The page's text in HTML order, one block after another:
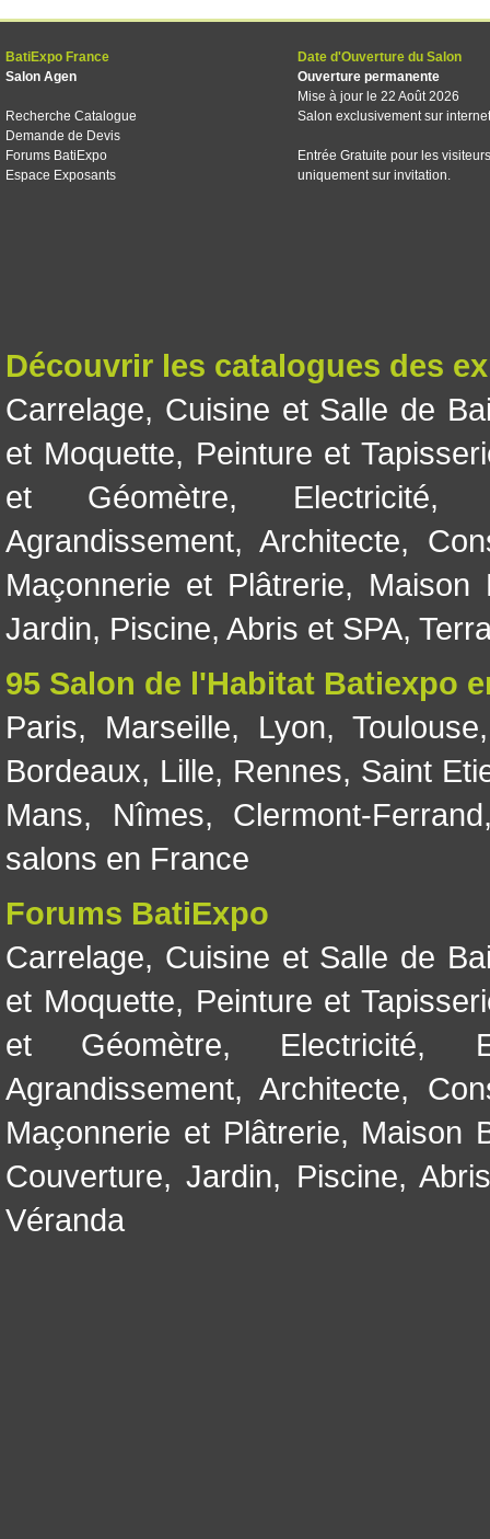
BatiExpo France
Salon Agen
Recherche Catalogue
Demande de Devis
Forums BatiExpo
Espace Exposants
Date d'Ouverture du Salon
Ouverture permanente
Mise à jour le 22 Août 2026
Salon exclusivement sur internet
Entrée Gratuite pour les visiteurs
uniquement sur invitation.
Découvrir les catalogues des
Carrelage, Cuisine et Salle de
et Moquette, Peinture et
et Géomètre, Electricité
Agrandissement, Architecte,
Maçonnerie et Plâtrerie, Maison
Jardin, Piscine, Abris et SPA,
95 Salon de l'Habitat Batiexpo
Paris, Marseille, Lyon, Toulouse
Bordeaux, Lille, Rennes, Saint
Mans, Nîmes, Clermont-Ferrand
salons en France
Forums BatiExpo
Carrelage, Cuisine et Salle de
et Moquette, Peinture et
et Géomètre, Electricité,
Agrandissement, Architecte,
Maçonnerie et Plâtrerie, Maison
Couverture,Jardin, Piscine,
Véranda